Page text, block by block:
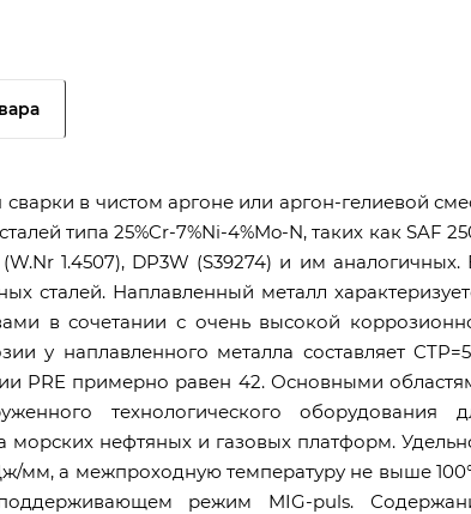
в чистом аргоне или аргон-гелиевой
типа 25%Cr-7%Ni-4%Mo-N, таких как SAF
(W.Nr 1.4507), DP3W (S39274) и им аналогичных.
сталей. Наплавленный металл
в сочетании с очень высокой
у наплавленного металла составляет
PRE примерно равен 42. Основными
технологического оборудования
нефтяных и газовых платформ.
мм, а межпроходную температуру не выше
режим MIG-puls.